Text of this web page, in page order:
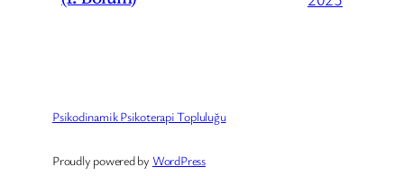
Psikodinamik Psikoterapi Topluluğu
Proudly powered by WordPress